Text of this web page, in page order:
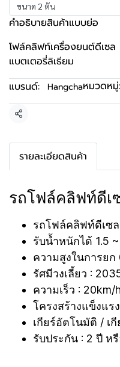
ขนาด 2 ตัน
คำอธิบายสินค้าแบบย่อ
โฟล์คลิฟท์เครื่องยนต์ดีเซ
แบตเตอรี่ลิเธียม
แบรนด์:
Hangchaหมวดหมู่:
แชร์
รายละเอียดสินค้า
รถโฟล์คลิฟท์ดีเ
รถโฟล์คลิฟท์ดีเซล
รับน้ำหนักได้ 1.5
ความสูงในการยก
รัศมีวงเลี้ยว :
ความเร็ว : 20km/
โครงสร้างแข็งแรง
เกียร์อัตโนมัติ / เ
รับประกัน : 2 ปี ห